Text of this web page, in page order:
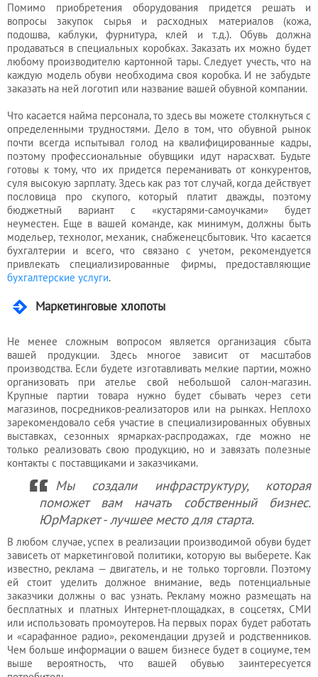
Помимо приобретения оборудования придется решать и
вопросы закупок сырья и расходных материалов (кожа,
подошва, каблуки, фурнитура, клей и т.д.). Обувь должна
продаваться в специальных коробках. Заказать их можно будет
любому производителю картонной тары. Следует учесть, что на
каждую модель обуви необходима своя коробка. И не забудьте
заказать на ней логотип или название вашей обувной компании.
Что касается найма персонала, то здесь вы можете столкнуться с
определенными трудностями. Дело в том, что обувной рынок
почти всегда испытывал голод на квалифицированные кадры,
поэтому профессиональные обувщики идут нарасхват. Будьте
готовы к тому, что их придется переманивать от конкурентов,
суля высокую зарплату. Здесь как раз тот случай, когда действует
пословица про скупого, который платит дважды, поэтому
бюджетный вариант с «кустарями-самоучками» будет
неуместен. Еще в вашей команде, как минимум, должны быть
модельер, технолог, механик, снабженецсбытовик. Что касается
бухгалтерии и всего, что связано с учетом, рекомендуется
привлекать специализированные фирмы, предоставляющие
бухгалтерские услуги.
Маркетинговые хлопоты
Не менее сложным вопросом является организация сбыта
вашей продукции. Здесь многое зависит от масштабов
производства. Если будете изготавливать мелкие партии, можно
организовать при ателье свой небольшой салон-магазин.
Крупные партии товара нужно будет сбывать через сети
магазинов, посредников-реализаторов или на рынках. Неплохо
зарекомендовало себя участие в специализированных обувных
выставках, сезонных ярмарках-распродажах, где можно не
только реализовать свою продукцию, но и завязать полезные
контакты с поставщиками и заказчиками.
Мы создали инфраструктуру, которая
поможет вам начать собственный бизнес.
ЮрМаркет - лучшее место для старта.
В любом случае, успех в реализации производимой обуви будет
зависеть от маркетинговой политики, которую вы выберете. Как
известно, реклама — двигатель, и не только торговли. Поэтому
ей стоит уделить должное внимание, ведь потенциальные
заказчики должны о вас узнать. Рекламу можно размещать на
бесплатных и платных Интернет-площадках, в соцсетях, СМИ
или использовать промоутеров. На первых порах будет работать
и «сарафанное радио», рекомендации друзей и родственников.
Чем больше информации о вашем бизнесе будет в социуме, тем
выше вероятность, что вашей обувью заинтересуется